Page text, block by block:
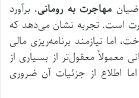
مهاجرت به رومانی، برآورد
است. تجربه نشان می‌دهد که
اما نیازمند برنامه‌ریزی مالی
معمولاً معقول‌تر از بسیاری از
اطلاع از جزئیات آن ضروری